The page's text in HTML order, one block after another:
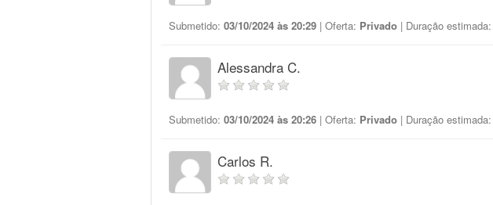
Submetido: 03/10/2024 às 20:29 | Oferta: Privado | Duração estimada:
Alessandra C.
Submetido: 03/10/2024 às 20:26 | Oferta: Privado | Duração estimada:
Carlos R.